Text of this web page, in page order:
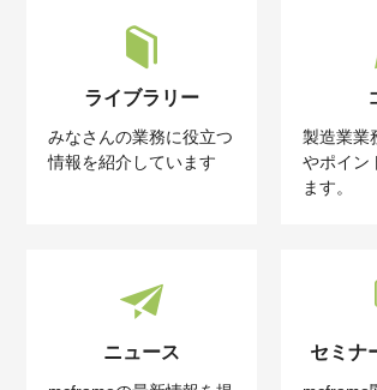
ライブラリー
みなさんの業務に役立つ
情報を紹介しています
製造業業
やポイン
ます。
ニュース セミナ